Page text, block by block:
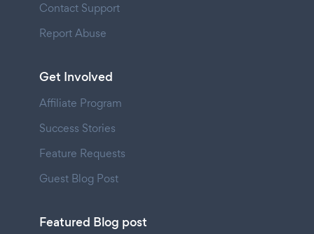
Contact Support
Report Abuse
Get Involved
Affiliate Program
Success Stories
Feature Requests
Guest Blog Post
Featured Blog post